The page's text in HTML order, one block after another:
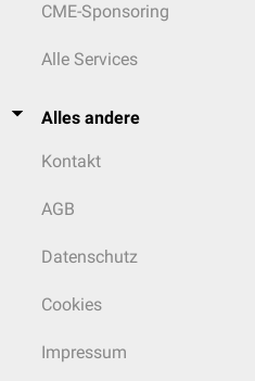
CME-Sponsoring
Alle Services
Alles andere
Kontakt
AGB
Datenschutz
Cookies
Impressum